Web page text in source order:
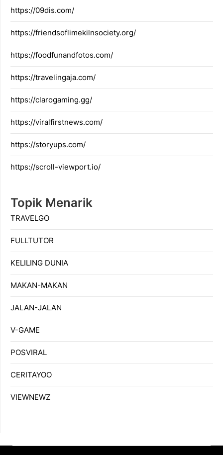
https://09dis.com/
https://friendsoflimekilnsociety.org/
https://foodfunandfotos.com/
https://travelingaja.com/
https://clarogaming.gg/
https://viralfirstnews.com/
https://storyups.com/
https://scroll-viewport.io/
Topik Menarik
TRAVELGO
FULLTUTOR
KELILING DUNIA
MAKAN-MAKAN
JALAN-JALAN
V-GAME
POSVIRAL
CERITAYOO
VIEWNEWZ